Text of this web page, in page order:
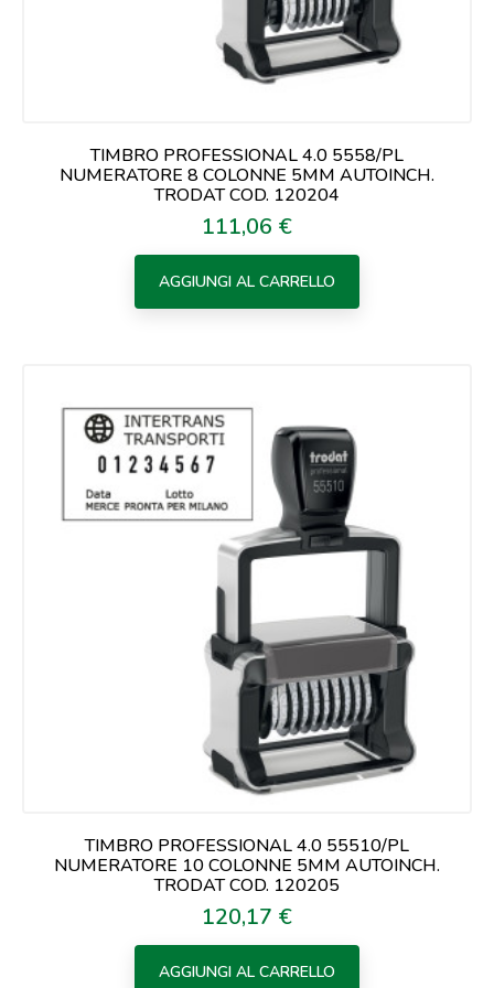
TIMBRO PROFESSIONAL 4.0 5558/PL
NUMERATORE 8 COLONNE 5MM AUTOINCH.
TRODAT COD. 120204
Prezzo
111,06 €
AGGIUNGI AL CARRELLO
TIMBRO PROFESSIONAL 4.0 55510/PL
NUMERATORE 10 COLONNE 5MM AUTOINCH.
TRODAT COD. 120205
Prezzo
120,17 €
AGGIUNGI AL CARRELLO